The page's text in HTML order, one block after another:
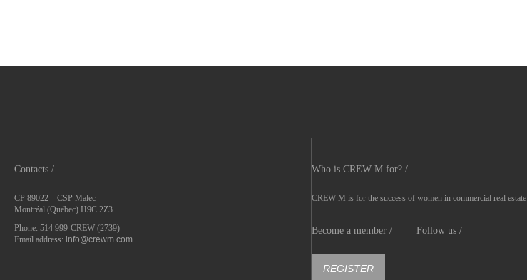
Contacts /
CP 89022 – CSP Malec
Montréal (Québec) H9C 2Z3
Phone: 514 999-CREW (2739)
Email address: info@crewm.com
Who is CREW M for? /
CREW M is for the success of women in commercial real estate.
Become a member /
REGISTER
Follow us /